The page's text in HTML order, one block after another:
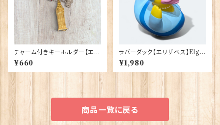
チャーム付きキーホルダー【エリ
ザベスタワー】A&S Gift 9042
4
¥660
ラバーダック【エリザベス】Elgat
e Products 90348（73371）
¥1,980
商品一覧に戻る